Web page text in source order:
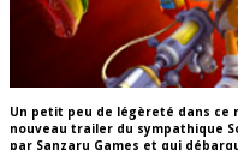
Un petit peu de légèreté dans ce
nouveau trailer du sympathique
par Sanzaru Games et qui